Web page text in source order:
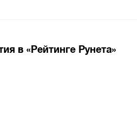
в «Рейтинге Рунета»